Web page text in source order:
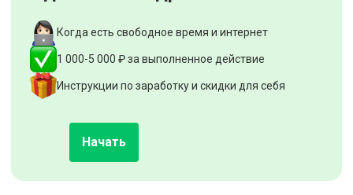
Когда есть свободное время и интернет
1 000-5 000 ₽ за выполненное действие
Инструкции по заработку и скидки для себя
Начать